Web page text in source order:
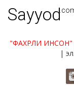
Sayyod
"ФАХРЛИ ИНСОН"
|